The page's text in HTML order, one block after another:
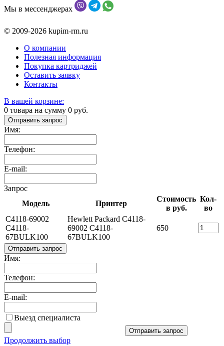
Мы в мессенджерах
© 2009-2026 kupim-rm.ru
О компании
Полезная информация
Покупка картриджей
Оставить заявку
Контакты
В вашей корзине:
0 товара на сумму 0 руб.
Отправить запрос
Имя:
Телефон:
E-mail:
Запрос
Модель
Принтер
Стоимость
в руб.
Кол-
во
C4118-69002
C4118-
67BULK100
Hewlett Packard C4118-
69002 C4118-
67BULK100
650
Отправить запрос
Имя:
Телефон:
E-mail:
Выезд специалиста
Отправить запрос
Продолжить выбор